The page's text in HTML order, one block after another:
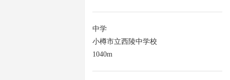
中学
小樽市立西陵中学校
1040m